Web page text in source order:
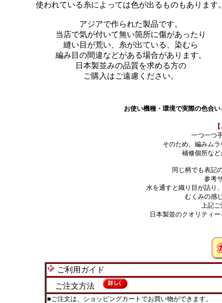
使われている糸によっては色が出るものもあります
アジアで作られた製品です。
当店で気が付いて無い箇所に傷があったり
縫い目が荒い、糸が出ている、染むら
編み目の間違などがある場合があります。
日本製並みの品質を求める方の
ご購入はご遠慮ください。
お使い機種・環境で実際の色合
一つ一つ
そのため、編みム
補修個所な
同じ柄でも表記
参考
水を通すと織り目が詰り
むくみの感
上記ご
日本製並のクオリティ
ご利用ガイド
ご注文方法
■ご注文は、ショッピングカートでお買い物ができます。